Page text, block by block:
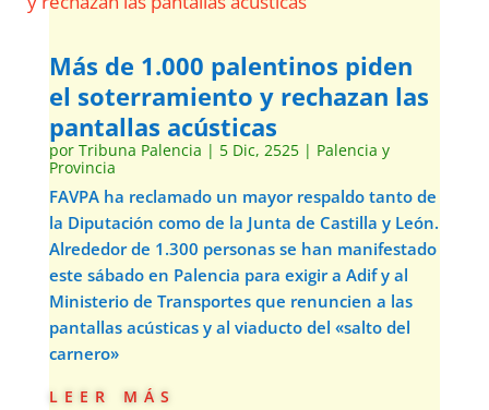
Más de 1.000 palentinos piden
el soterramiento y rechazan las
pantallas acústicas
por Tribuna Palencia | 5 Dic, 2525| Palencia y
Provincia
FAVPA ha reclamado un mayor respaldo tanto de
la Diputación como de la Junta de Castilla y León.
Alrededor de 1.300 personas se han manifestado
este sábado en Palencia para exigir a Adif y al
Ministerio de Transportes que renuncien a las
pantallas acústicas y al viaducto del «salto del
carnero»
leer más